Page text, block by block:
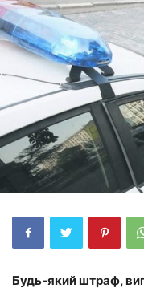
Будь-який штраф,